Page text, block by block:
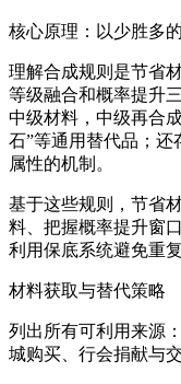
核心原理：以少胜多
理解合成规则是节省
等级融合和概率提升
中级材料，中级再合
石”等通用替代品；
属性的机制。
基于这些规则，节省
料、把握概率提升窗
利用保底系统避免重复
材料获取与替代策略
列出所有可利用来源
城购买、行会捐献与交